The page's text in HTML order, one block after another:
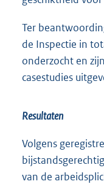
Ter
de Inspectie in
onderzocht en
casestudies
Resultaten
Volgens
van de